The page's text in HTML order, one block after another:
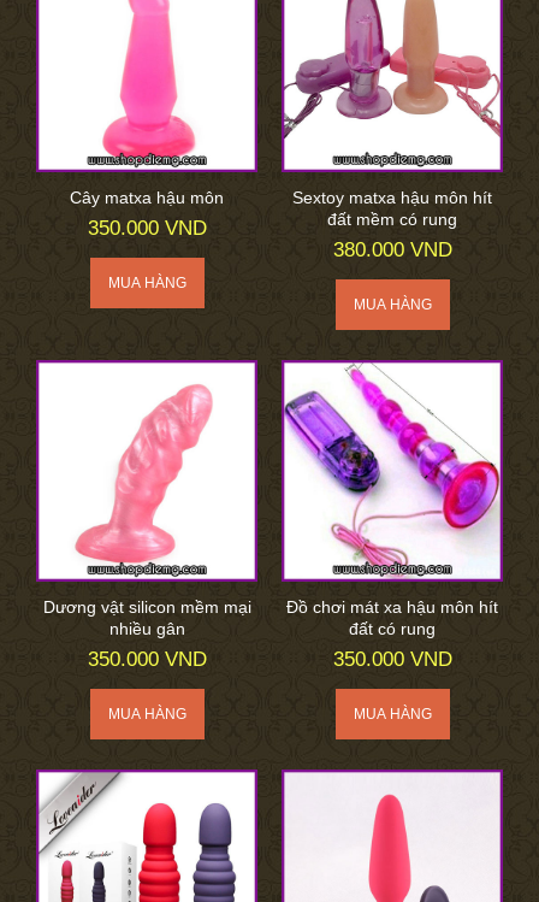
Cây matxa hậu môn
350.000 VND
Sextoy matxa hậu môn hít
đất mềm có rung
380.000 VND
Dương vật silicon mềm mại
nhiều gân
350.000 VND
Đồ chơi mát xa hậu môn hít
đất có rung
350.000 VND